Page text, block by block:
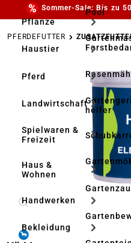
Pflanze
Haustier
Pferd
Landwirtschaft
Spielwaren &
Freizeit
Haus &
Wohnen
Handwerken
Bekleidung
Pool
helfer
Sommer-Sale: Bis zu
PFERDEFUTTER
Bildergalerie